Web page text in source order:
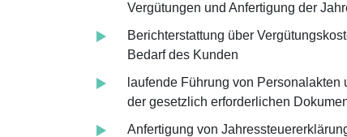
Vergütungen und Anfertigung der
Berichterstattung über
Bedarf des Kunden
laufende Führung von
der gesetzlich erforderlichen
Anfertigung von